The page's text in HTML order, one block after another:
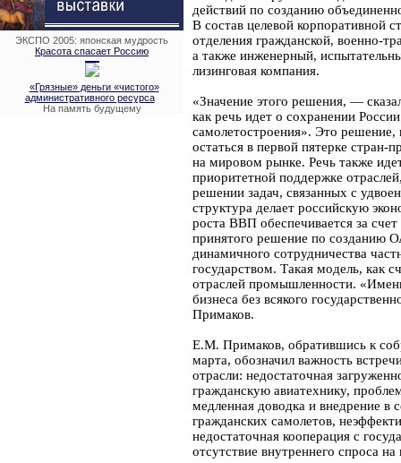
ЭКСПО 2005: японская мудрость
Красота спасает Россию
«Грязные» деньги «чистого»
административного ресурса
На память будущему
действий по созданию
В состав целевой корпоративной
отделения гражданской, военно-
а также инженерный,
лизинговая компания.
«Значение этого решения, —
как речь идет о сохранении
самолетостроения». Это
остаться в первой пятерке стран-
на мировом рынке. Речь также
приоритетной поддержке
решении задач, связанных с
структура делает российскую
роста ВВП обеспечивается за
принятого решение по созданию
динамичного сотрудничества
государством. Такая модель, как
отраслей промышленности.
бизнеса без всякого
Примаков.
Е.М. Примаков, обратившись к
марта, обозначил важность
отрасли: недостаточная
гражданскую авиатехнику,
медленная доводка и внедрение в
гражданских самолетов,
недостаточная кооперация с
отсутствие внутреннего спроса